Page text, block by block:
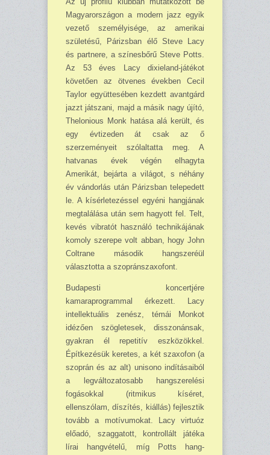
Magyarországon a modern jazz egyik
vezető sze­mélyisége, az amerikai
születésű, Párizsban élő Steve Lacy
és partnere, a színesbőrű Steve Potts.
Az 53 éves Lacy dixieland-játékot
követően az ötvenes években Cecil
Taylor együt­tesében kezdett avantgárd
jazzt játszani, majd a másik nagy újító,
Thelonious Monk hatása alá került, és
egy évtizeden át csak az ő
szerzeményeit szólaltatta meg. A
hatvanas évek végén elhagyta
Amerikát, bejárta a világot, s néhány
év vándorlás után Párizsban telepedett
le. A kí­sérletezéssel egyéni hangjának
megtalálása után sem hagyott fel. Telt,
kevés vibratót használó technikájának
komoly szerepe volt abban, hogy John
Coltrane második hangszeréül
választotta a szopránszaxofont.
Budapesti koncertjére
kamaraprogrammal érkezett. Lacy
intellektuális zenész, témái Monkot
idézően szögletesek, disszonánsak,
gyakran él repetitív eszközökkel.
Építkezésük ke­retes, a két szaxofon (a
szoprán és az alt) unisono indításaiból
a legváltozatosabb hang­sze­relési
fogásokkal (ritmikus kíséret,
ellenszólam, díszítés, kiállás) fejlesztik
tovább a mo­tí­vumokat. Lacy virtuóz
előadó, szaggatott, kontrollált játéka
lírai hangvételű, míg Potts hang­